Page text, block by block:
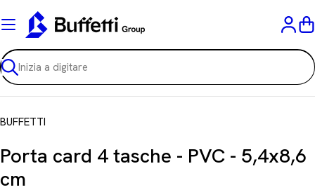
al
contenuto
Ricerca
BUFFETTI
Porta card 4 tasche - PVC - 5,4x8,6
cm